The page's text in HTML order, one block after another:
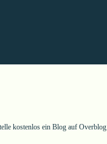
kostenlos ein Blog auf Overblog